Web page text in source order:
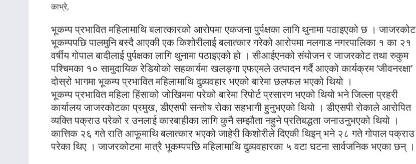
काभ्रे,
भूकम्प प्रभावित महिलामाथि बलात्कारको आरोपमा एकजना पुर्पक्षका लागि थुनामा पठाइएको छ । जाजरकोट
भूकम्पपछि पालमुनि बस्दै आएकी एक किशोरीलाई बलात्कार गरेको आरोपमा नलगाड नगरपालिका १ का २१
वर्षीय गोपाल बादीलाई पुर्पक्षका लागि थुनामा पठाइएको हो । सीआईएनको संयोजन र जाजरकोट तथा रुकुम
पश्चिमका १० सामुदायिक रेडियोको सहकार्यमा खलङ्गा एफएमले उत्पादन गर्दै आएको कार्यक्रम ‘जीवनरक्षा’
दोस्रो भागमा भूकम्प प्रभावित महिलामाथि दुव्र्यवहार भएको बारेमा छलफल भएको थियो ।
भूकम्प प्रभावित महिला हिंसाको जोखिममा परेको बारेमा रिपोर्ट प्रसारण भएको थियो भने जिल्ला प्रहरी
कार्यालय जाजरकोटका प्रमुख, डीएसपी सन्तोष रोका सहभागी हुनुभएको थियो । डीएसपी रोकाले आरोपित
व्यक्ति पक्राउ परेको र उनलाई कारबाहीका लागि कुनै सम्झौता नहुने प्रतिबद्धता जनाउनुभएको थियो ।
कात्तिक २६ गते राति आफूमाथि बलात्कार भएको जाहेरी किशोरीले दिएकी थिइन् भने २८ गते गोपाल पक्राउ
परेका थिए । जाजरकोटमा मात्रै भूकम्पपछि महिलामाथि दुव्र्यवहारका ५ वटा घटना सार्वजनिक भएका छन् ।